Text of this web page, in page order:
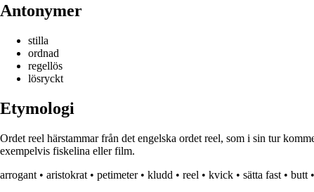
Antonymer
stilla
ordnad
regellös
lösryckt
Etymologi
Ordet reel härstammar från det engelska ordet reel, som i sin tur
exempelvis fiskelina eller film.
arrogant • aristokrat • petimeter• kludd • reel • kvick • sätta fast • butt •